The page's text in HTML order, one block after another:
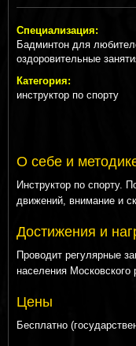
Специализация:
Бадминтон для
оздоровительные
Категория:
инструктор по спорту
О себе и
Инструктор по спорту.
движений, внимание и
Достижения и
Проводит регулярные
населения Московского
Цены
Бесплатно